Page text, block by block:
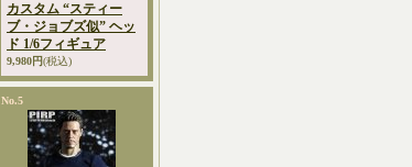
カスタム “スティー
ブ・ジョブズ似” ヘッ
ド 1/6フィギュア
9,980円(税込)
No.5